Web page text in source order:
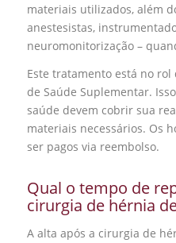
materiais utilizados, além
anestesistas,
neuromonitorização –
Este tratamento está no rol
de Saúde Suplementar.
saúde devem cobrir sua
materiais necessários. Os
ser pagos via reembolso.
Qual o tempo de
cirurgia de hérnia
A alta após a cirurgia de